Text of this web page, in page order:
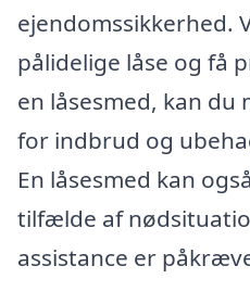
ejendomssikkerhed.
pålidelige låse og få
en låsesmed, kan du
for indbrud og
En låsesmed kan
tilfælde af
assistance er